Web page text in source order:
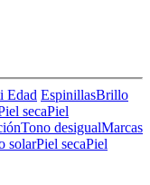
Edad EspinillasBrillo
secaPiel
Tono desigualMarcas
solarPiel secaPiel